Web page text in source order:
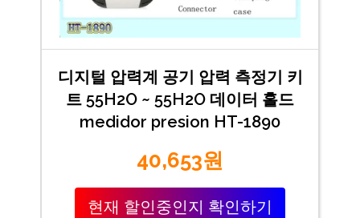
디지털 압력계 공기 압력 측정기 키
트 55H2O ~ 55H2O 데이터 홀드
medidor presion HT-1890
40,653원
현재 할인중인지 확인하기